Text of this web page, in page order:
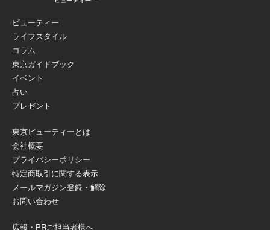
ビューティー
ライフスタイル
コラム
東京ガイドブック
イベント
占い
プレゼント
東京ビューティーとは
会社概要
プライバシーポリシー
特定商取引に関する表示
メールマガジン登録・解除
お問い合わせ
広報・PRご担当者様へ